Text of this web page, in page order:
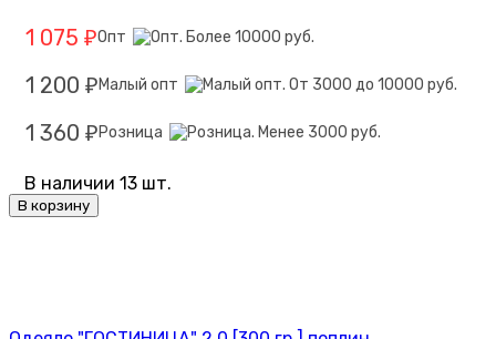
1 075 ₽Опт
1 200 ₽ Малый опт
1 360 ₽ Розница
В наличии 13 шт.
В корзину